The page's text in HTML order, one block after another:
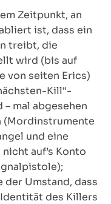
Zeitpunkt, an
ist, dass ein
treibt, die
wird (bis auf
von seiten Erics)
Kill“-
mal abgesehen
(Mordinstrumente
und eine
auf’s Konto
Umstand, dass
des Killers